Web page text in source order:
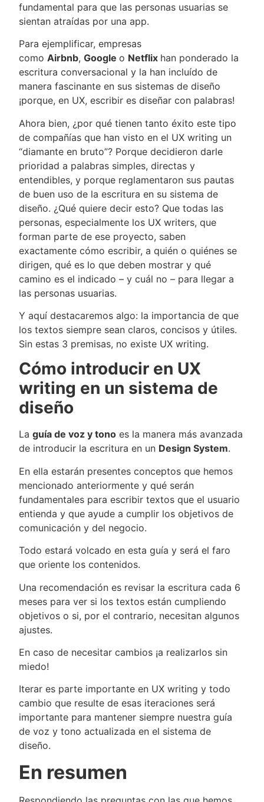
fundamental para que las personas usuarias se
sientan atraídas por una app.
Para ejemplificar, empresas
como Airbnb, Google o Netflix han ponderado la
escritura conversacional y la han incluído de
manera fascinante en sus sistemas de diseño
¡porque, en UX, escribir es diseñar con palabras!
Ahora bien, ¿por qué tienen tanto éxito este tipo
de compañías que han visto en el UX writing un
“diamante en bruto”? Porque decidieron darle
prioridad a palabras simples, directas y
entendibles, y porque reglamentaron sus pautas
de buen uso de la escritura en su sistema de
diseño. ¿Qué quiere decir esto? Que todas las
personas, especialmente los UX writers, que
forman parte de ese proyecto, saben
exactamente cómo escribir, a quién o quiénes se
dirigen, qué es lo que deben mostrar y qué
camino es el indicado – y cuál no – para llegar a
las personas usuarias.
Y aquí destacaremos algo: la importancia de que
los textos siempre sean claros, concisos y útiles.
Sin estas 3 premisas, no existe UX writing.
Cómo introducir en UX
writing en un sistema de
diseño
La guía de voz y tono es la manera más avanzada
de introducir la escritura en un Design System.
En ella estarán presentes conceptos que hemos
mencionado anteriormente y qué serán
fundamentales para escribir textos que el usuario
entienda y que ayude a cumplir los objetivos de
comunicación y del negocio.
Todo estará volcado en esta guía y será el faro
que oriente los contenidos.
Una recomendación es revisar la escritura cada 6
meses para ver si los textos están cumpliendo
objetivos o si, por el contrario, necesitan algunos
ajustes.
En caso de necesitar cambios ¡a realizarlos sin
miedo!
Iterar es parte importante en UX writing y todo
cambio que resulte de esas iteraciones será
importante para mantener siempre nuestra guía
de voz y tono actualizada en el sistema de
diseño.
En resumen